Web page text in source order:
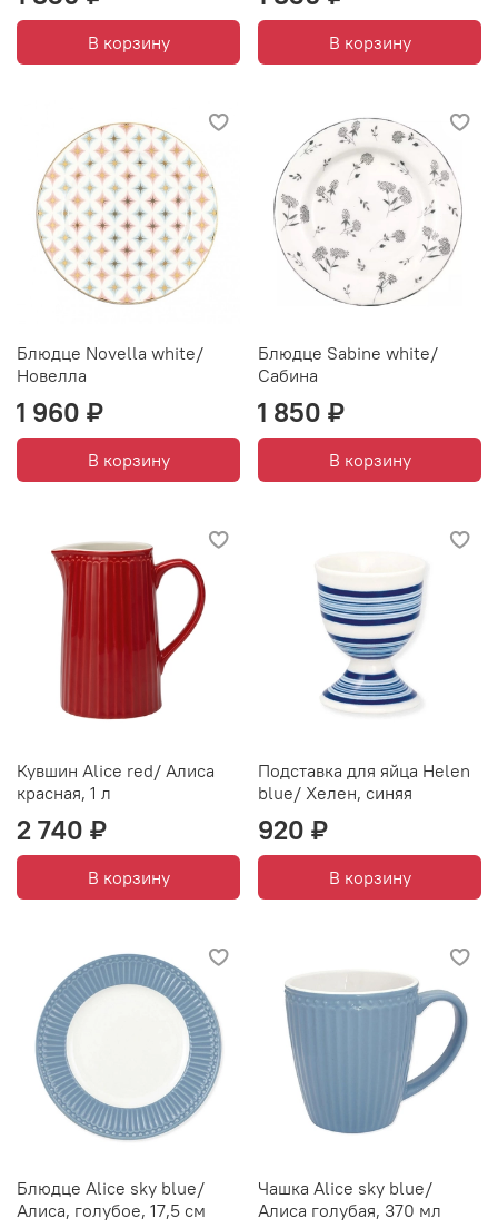
В корзину В корзину
Блюдце Novella white/
Новелла
1 960 ₽
В корзину
Блюдце Sabine white/
Сабина
1 850 ₽
В корзину
Кувшин Alice red/ Алиса
красная, 1 л
2 740 ₽
В корзину
Подставка для яйца Helen
blue/ Хелен, синяя
920 ₽
В корзину
Блюдце Alice sky blue/
Алиса, голубое, 17,5 см
Чашка Alice sky blue/
Алиса голубая, 370 мл